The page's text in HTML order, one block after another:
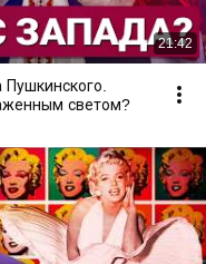
21:42
светом?